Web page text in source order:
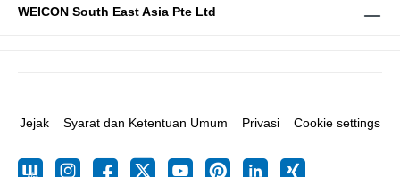
WEICON South East Asia Pte Ltd
Jejak Syarat dan Ketentuan Umum Privasi Cookie settings